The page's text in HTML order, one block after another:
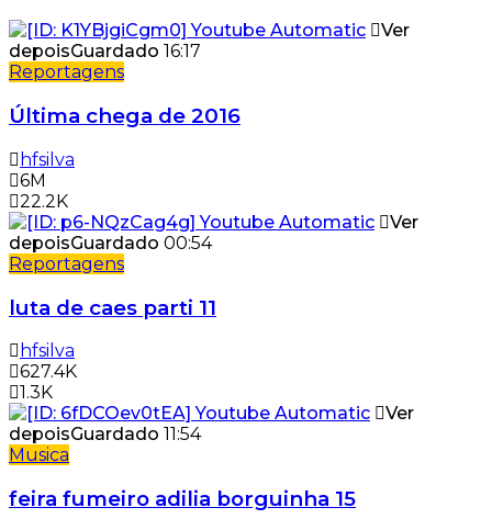
Ver
depoisGuardado 16:17
Reportagens
Última chega de 2016
hfsilva
6M
22.2K
Ver
depoisGuardado 00:54
Reportagens
luta de caes parti 11
hfsilva
627.4K
1.3K
Ver
depoisGuardado 11:54
Musica
feira fumeiro adilia borguinha 15